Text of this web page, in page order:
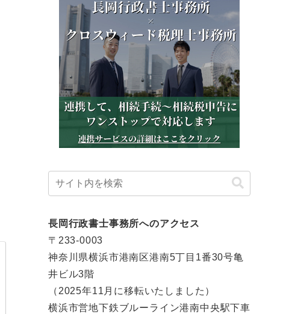
長岡行政書士事務所へのアクセス
〒233-0003
神奈川県横浜市港南区港南5丁目1番30号亀
井ビル3階
（2025年11月に移転いたしました）
横浜市営地下鉄ブルーライン港南中央駅下車